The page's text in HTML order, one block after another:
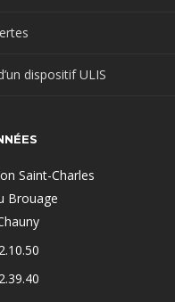
dispositif ULIS
Saint-Charles
Brouage